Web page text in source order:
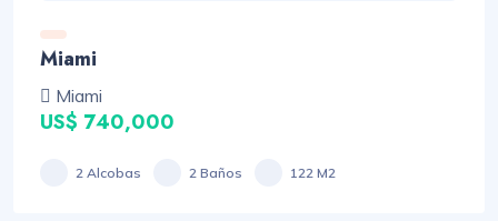
Miami
Miami
US$ 740,000
2 Alcobas 2 Baños 122 M2